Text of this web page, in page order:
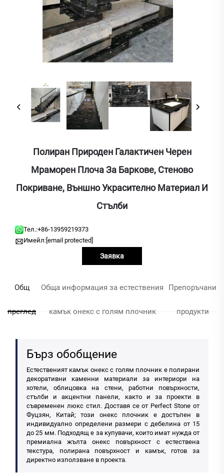
Полиран Природен Галактичен Черен
Мраморен Плоча За Баркове, Стеново
Покриване, Външно Украсително Материал И
Стълби
Тел.:+86-13959219373
Имейл: [email protected]
Заявка
Общ
преглед
Обща информация за естествения
камък онекс с голям плочник
Препоръчани
продукти
Бърз обобщение
Естественият камък онекс с голям плочник е полирани
декоративни каменни материали за интериори на
хотели, облицовка на стени, работни повърхности,
стълби и акцентни панели, както и за проекти в
съвременен люкс стил. Доставя се от Perfect Stone от
Фуцзян, Китай; този онекс плочник е достъпен в
индивидуално определени размери с дебелина от 15
до 25 мм. Подходящ е за купувачи, които имат нужда от
премиална жълта онекс повърхност с естествена
текстура, полирана повърхност и камък, готов за
директно използване в проекта.